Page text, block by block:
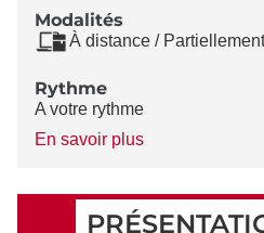
Modalités
À distance /
Rythme
A votre rythme
En savoir plusà
Rythme